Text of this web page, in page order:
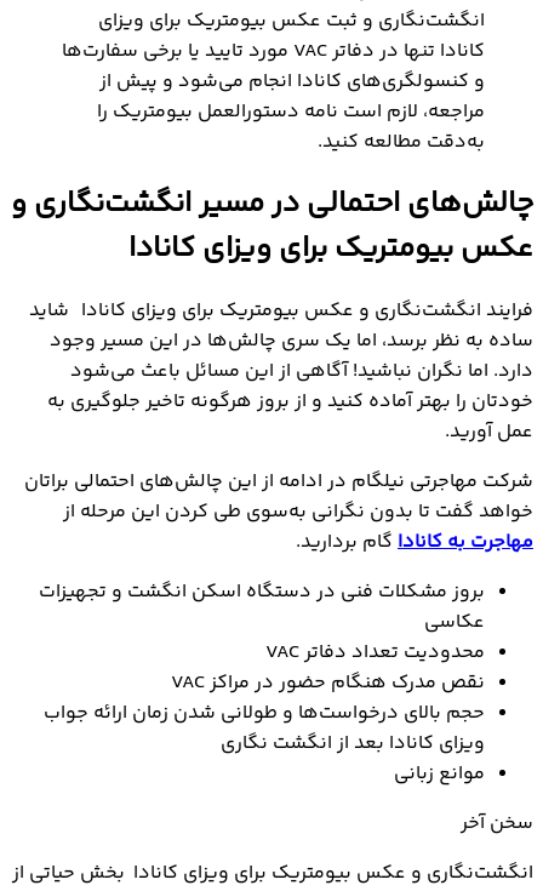
انگشت‌نگاری و ثبت عکس بیومتریک برای ویزای
کانادا تنها در دفاتر VAC مورد تایید یا برخی سفارت‌ها
و کنسولگری‌های کانادا انجام می‌شود و پیش از
مراجعه، لازم است نامه دستورالعمل بیومتریک را
به‌دقت مطالعه کنید.
چالش‌های احتمالی در مسیر انگشت‌نگاری و
عکس بیومتریک برای ویزای کانادا
فرایند انگشت‌نگاری و عکس بیومتریک برای ویزای کانادا شاید
ساده به نظر برسد، اما یک سری چالش‌ها در این مسیر وجود
دارد. اما نگران نباشید! آگاهی از این مسائل باعث می‌شود
خودتان را بهتر آماده کنید و از بروز هرگونه تاخیر جلوگیری به
عمل آورید.
شرکت مهاجرتی نیلگام در ادامه از این چالش‌های احتمالی برا‌تان
خواهد گفت تا بدون نگرانی به‌سوی طی کردن این مرحله از
مهاجرت به کانادا گام بردارید.
بروز مشکلات فنی در دستگاه اسکن انگشت و تجهیزات
عکاسی
محدودیت تعداد دفاتر VAC
نقص مدرک هنگام حضور در مراکز VAC
حجم بالای درخواست‌ها و طولانی شدن زمان ارائه جواب
ویزای کانادا بعد از انگشت نگاری
موانع زبانی
سخن آخر
انگشت‌نگاری و عکس بیومتریک برای ویزای کانادا بخش حیاتی از